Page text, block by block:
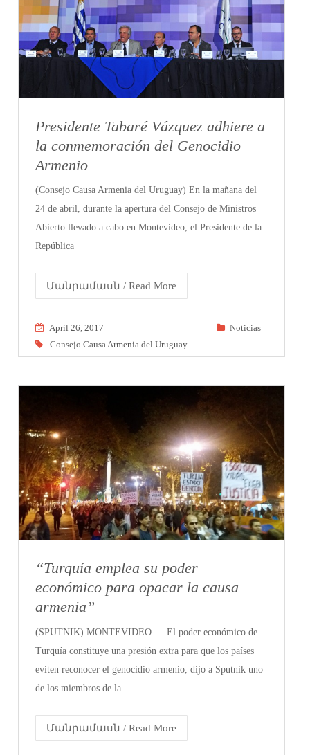
Presidente Tabaré Vázquez adhiere a
la conmemoración del Genocidio
Armenio
(Consejo Causa Armenia del Uruguay) En la mañana del
24 de abril, durante la apertura del Consejo de Ministros
Abierto llevado a cabo en Montevideo, el Presidente de la
República
Մանրամասն / Read More
April 26, 2017
Noticias
Consejo Causa Armenia del Uruguay
“Turquía emplea su poder
económico para opacar la causa
armenia”
(SPUTNIK) MONTEVIDEO — El poder económico de
Turquía constituye una presión extra para que los países
eviten reconocer el genocidio armenio, dijo a Sputnik uno
de los miembros de la
Մանրամասն / Read More